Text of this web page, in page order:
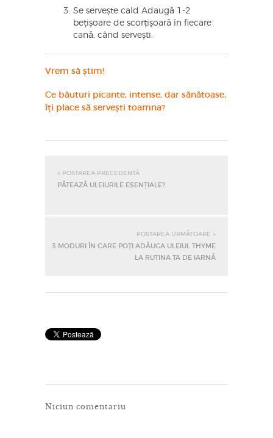
Se servește cald Adaugă 1-2
bețișoare de scorțișoară în fiecare
cană, când servești.
Vrem să știm!
Ce băuturi picante, intense, dar sănătoase,
îți place să servești toamna?
« POSTAREA PRECEDENTĂ
PĂTEAZĂ ULEIURILE ESENȚIALE?
POSTAREA URMĂTOARE »
3 MODURI ÎN CARE POȚI ADĂUGA ULEIUL THYME
LA RUTINA TA DE IARNĂ
Niciun comentariu